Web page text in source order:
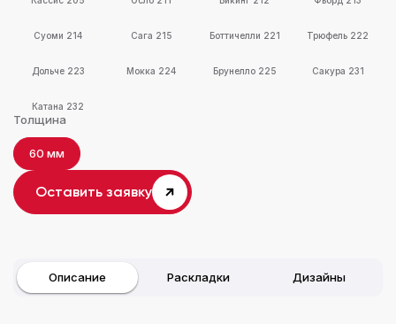
Суоми 214 Сага 215 Боттичелли 221 Трюфель 222
Дольче 223 Мокка 224 Брунелло 225 Сакура 231
Катана 232
Толщина
60 мм
Оставить заявку
Описание Раскладки Дизайны